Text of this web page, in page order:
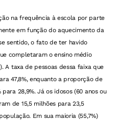
na frequência à escola por parte
em função do aquecimento da
sentido, o fato de ter havido
completaram o ensino médio
A taxa de pessoas dessa faixa que
47,8%, enquanto a proporção de
28,9%. Já os idosos (60 anos ou
de 15,5 milhões para 23,5
Em sua maioria (55,7%)